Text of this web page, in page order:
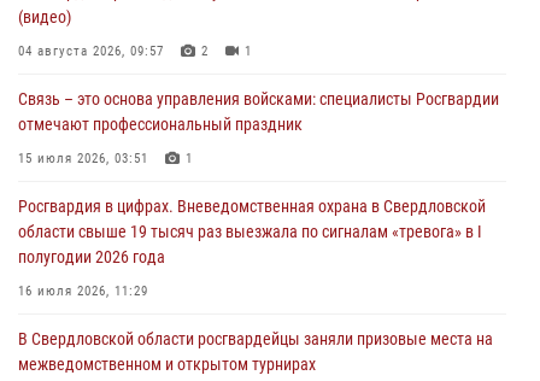
города в Екатеринбурге
03 августа 2026, 07:43 3
Росгвардия приняла участие в межведомственном
антитеррористическом учении в Свердловской области
31 июля 2026, 12:27 1
Росгвардия обеспечивает безопасность граждан на южном
направлении
31 июля 2026, 06:56
рассказал об итогах работы подразделения в эфире телекомпании
«Телекон»
(видео)
04 августа 2026, 09:57 2 1
Связь – это основа управления войсками: специалисты Росгвардии
отмечают профессиональный праздник
15 июля 2026, 03:51 1
Росгвардия в цифрах. Вневедомственная охрана в Свердловской
области свыше 19 тысяч раз выезжала по сигналам «тревога» в I
полугодии 2026 года
16 июля 2026, 11:29
В Свердловской области росгвардейцы заняли призовые места на
межведомственном и открытом турнирах